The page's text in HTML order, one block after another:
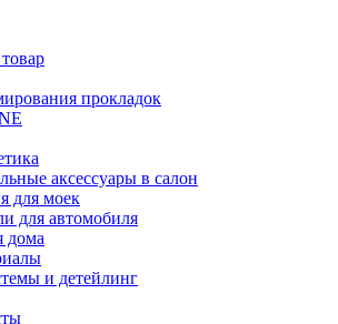
прокладок
аксессуары в салон
для моек
для автомобиля
дома
и детейлинг